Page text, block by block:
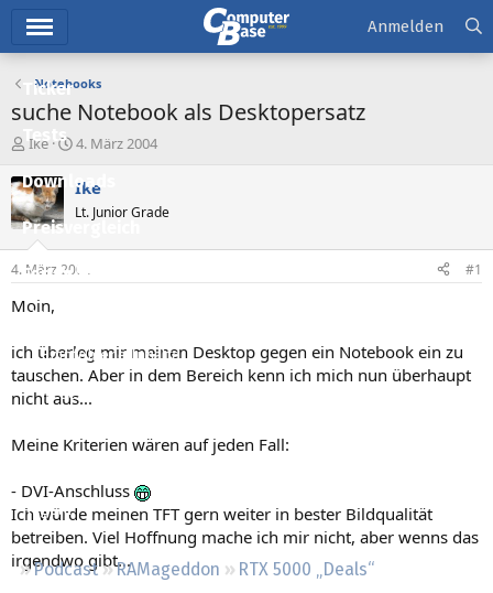
Ticker
Tests
Downloads
Preisvergleich
Forum
Aktuelles
Empfohlene Inhalte
Neue Beiträge
Regeln
Podcast RAMageddon
RTX 5000 „Deals“
Anmelden
Notebooks
suche Notebook als Desktopersatz
E
s
t
e
l
e
r
Ike
E
s
e
t
4. März 2004
Ike
Lt. Junior Grade
4. März 2004 #1
Moin,
ich überleg mir meinen Desktop gegen ein Notebook ein zu
tauschen. Aber in dem Bereich kenn ich mich nun überhaupt
nicht aus...
Meine Kriterien wären auf jeden Fall:
- DVI-Anschluss
Ich würde meinen TFT gern weiter in bester Bildqualität
betreiben. Viel Hoffnung mache ich mir nicht, aber wenns das
irgendwo gibt...